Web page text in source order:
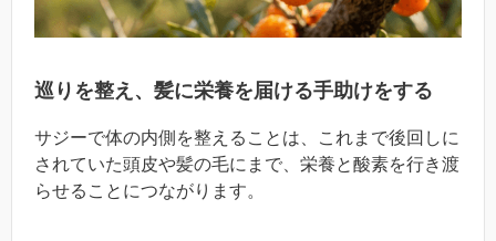
巡りを整え、髪に栄養を届ける手助けをする
サジーで体の内側を整えることは、これまで後回しに
されていた頭皮や髪の毛にまで、栄養と酸素を行き渡
らせることにつながります。